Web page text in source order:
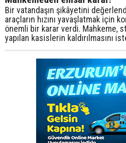
Bir vatandaşın şikâyetini
araçların hızını yavaşlatmak için
önemli bir karar verdi. Mahkeme,
yapılan kasislerin kaldırılmasını